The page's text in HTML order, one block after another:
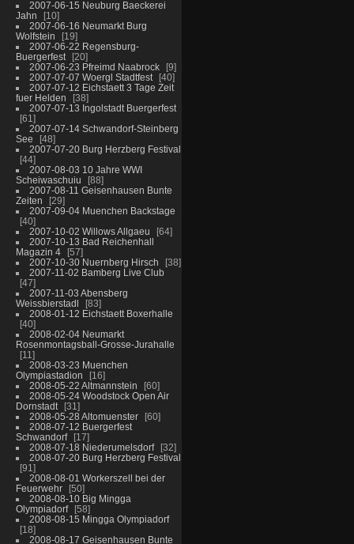
2007-06-15 Neuburg Baeckerei
Jahn
10
2007-06-16 Neumarkt Burg
Wolfstein
19
2007-06-22 Regensburg-
Buergerfest
20
2007-06-23 Pfreimd Naabrock
9
2007-07-07 Woergl Stadtfest
40
2007-07-12 Eichstaett 3 Tage Zeit
fuer Helden
38
2007-07-13 Ingolstadt Buergerfest
61
2007-07-14 Schwandorf-Steinberg
See
48
2007-07-20 Burg Herzberg Festival
44
2007-08-03 10 Jahre WWI
Scheiwaschuiu
88
2007-08-11 Geisenhausen Bunte
Zeiten
29
2007-09-04 Muenchen Backstage
40
2007-10-02 Willows Allgaeu
64
2007-10-13 Bad Reichenhall
Magazin 4
57
2007-10-30 Nuernberg Hirsch
38
2007-11-02 Bamberg Live Club
47
2007-11-03 Abensberg
Weissbierstadl
83
2008-01-12 Eichstaett Boxerhalle
40
2008-02-04 Neumarkt
Rosenmontagsball-Grosse-Jurahalle
11
2008-03-23 Muenchen
Olympiastadion
16
2008-05-22 Altmannstein
60
2008-05-24 Woodstock Open Air
Dornstadt
31
2008-05-28 Altomuenster
60
2008-07-12 Buergerfest
Schwandorf
17
2008-07-18 Niederumelsdorf
32
2008-07-20 Burg Herzberg Festival
91
2008-08-01 Workerszell bei der
Feuerwehr
50
2008-08-10 Big Mingga
Olympiadorf
58
2008-08-15 Mingga Olympiadorf
18
2008-08-17 Geisenhausen Bunte